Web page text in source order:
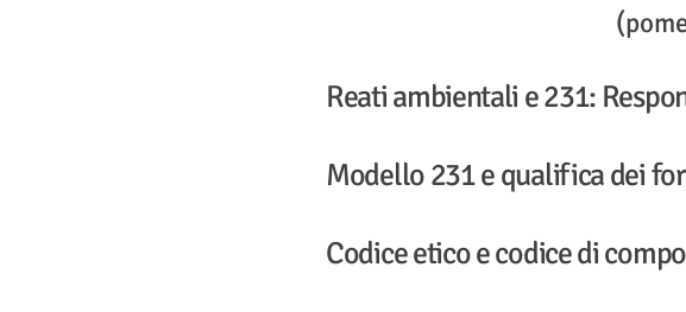
Reati ambientali e 231:
Modello 231 e qualifica dei
Codice etico e codice di